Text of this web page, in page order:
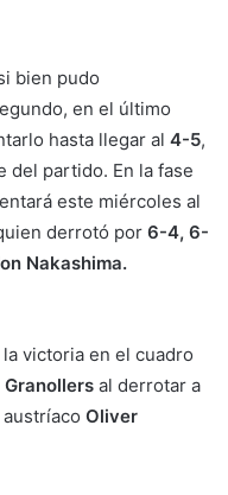
bien pudo
en el último
hasta llegar al 4-5,
del partido. En la fase
este miércoles al
derrotó por 6-4, 6-
Nakashima.
victoria en el cuadro
al derrotar a
Oliver